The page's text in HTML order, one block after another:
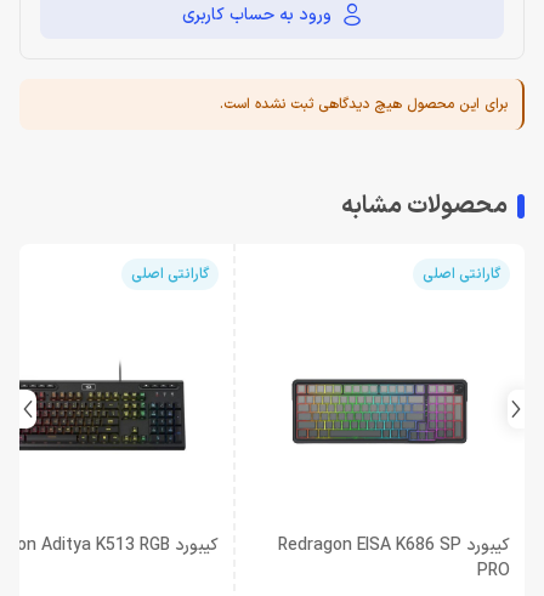
ورود به حساب کاربری
برای این محصول هیچ دیدگاهی ثبت نشده است.
محصولات مشابه
گارانتی اصلی
کیبورد Redragon EISA K686 SP
PRO
گارانتی اصلی
کیبورد Redragon Aditya K513 RGB